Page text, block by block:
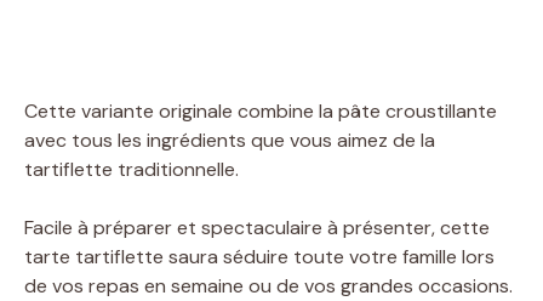
Cette variante originale combine la pâte croustillante
avec tous les ingrédients que vous aimez de la
tartiflette traditionnelle.
Facile à préparer et spectaculaire à présenter, cette
tarte tartiflette saura séduire toute votre famille lors
de vos repas en semaine ou de vos grandes occasions.